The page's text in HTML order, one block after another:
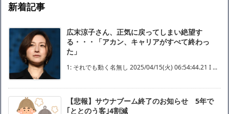
新着記事
広末涼子さん、正気に戻ってしまい絶望す
る・・・「アカン、キャリアがすべて終わっ
た」
1: それでも動く名無し 2025/04/15(火) 06:54:44.21 I ...
【悲報】サウナブーム終了のお知らせ 5年で
｢ととのう客｣4割減